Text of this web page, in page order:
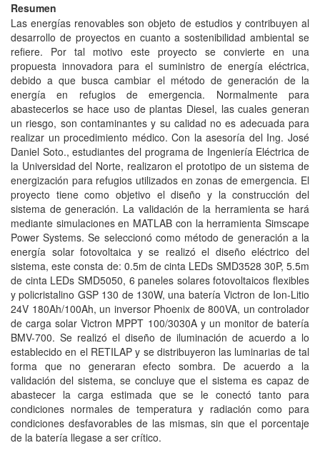
Resumen
Las energías renovables son objeto de estudios y contribuyen al
desarrollo de proyectos en cuanto a sostenibilidad ambiental se
refiere. Por tal motivo este proyecto se convierte en una
propuesta innovadora para el suministro de energía eléctrica,
debido a que busca cambiar el método de generación de la
energía en refugios de emergencia. Normalmente para
abastecerlos se hace uso de plantas Diesel, las cuales generan
un riesgo, son contaminantes y su calidad no es adecuada para
realizar un procedimiento médico. Con la asesoría del Ing. José
Daniel Soto., estudiantes del programa de Ingeniería Eléctrica de
la Universidad del Norte, realizaron el prototipo de un sistema de
energización para refugios utilizados en zonas de emergencia. El
proyecto tiene como objetivo el diseño y la construcción del
sistema de generación. La validación de la herramienta se hará
mediante simulaciones en MATLAB con la herramienta Simscape
Power Systems. Se seleccionó como método de generación a la
energía solar fotovoltaica y se realizó el diseño eléctrico del
sistema, este consta de: 0.5m de cinta LEDs SMD3528 30P, 5.5m
de cinta LEDs SMD5050, 6 paneles solares fotovoltaicos flexibles
y policristalino GSP 130 de 130W, una batería Victron de Ion-Litio
24V 180Ah/100Ah, un inversor Phoenix de 800VA, un controlador
de carga solar Victron MPPT 100/3030A y un monitor de batería
BMV-700. Se realizó el diseño de iluminación de acuerdo a lo
establecido en el RETILAP y se distribuyeron las luminarias de tal
forma que no generaran efecto sombra. De acuerdo a la
validación del sistema, se concluye que el sistema es capaz de
abastecer la carga estimada que se le conectó tanto para
condiciones normales de temperatura y radiación como para
condiciones desfavorables de las mismas, sin que el porcentaje
de la batería llegase a ser crítico.